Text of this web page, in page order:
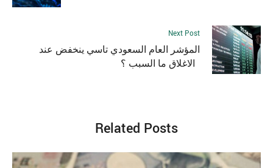
Next Post
المؤشر العام السعودي تاسي ينخفض عند
Related Posts